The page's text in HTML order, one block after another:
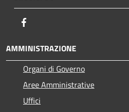
AMMINISTRAZIONE
Organi di Governo
Aree Amministrative
Uffici